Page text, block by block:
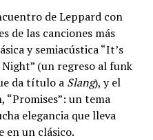
de Leppard con
de las canciones más
y semiacústica “It’s
(un regreso al funk
da título a Slang), y el
“Promises”: un tema
elegancia que lleva
en un clásico.